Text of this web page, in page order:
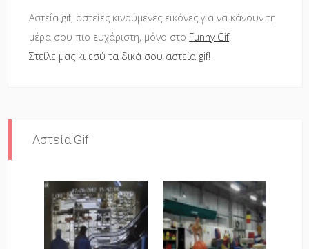
Αστεία gif, αστείες κινούμενες εικόνες για να κάνουν τη
μέρα σου πιο ευχάριστη, μόνο στο Funny Gif!
Στείλε μας κι εσύ τα δικά σου αστεία gif!
Αστεία Gif